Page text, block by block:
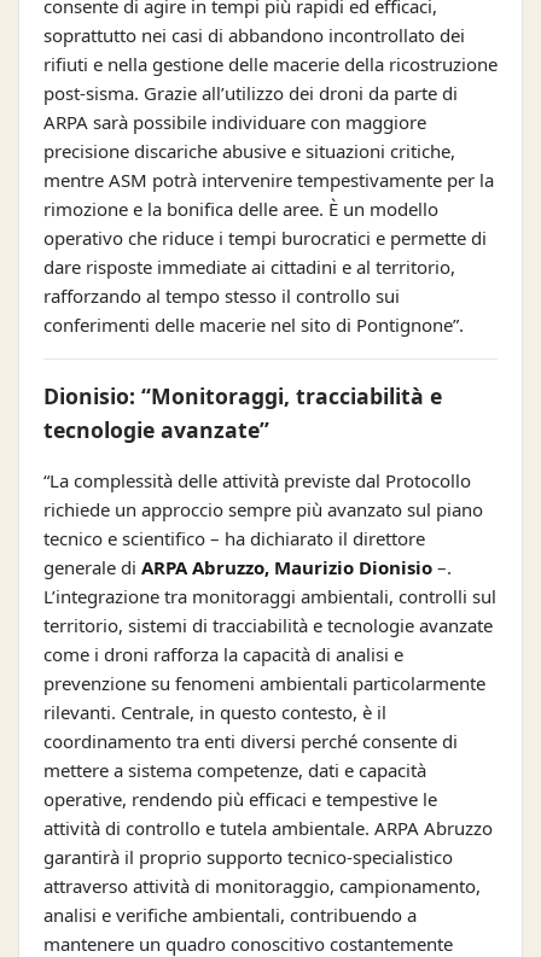
consente di agire in tempi più rapidi ed efficaci,
soprattutto nei casi di abbandono incontrollato dei
rifiuti e nella gestione delle macerie della ricostruzione
post-sisma. Grazie all’utilizzo dei droni da parte di
ARPA sarà possibile individuare con maggiore
precisione discariche abusive e situazioni critiche,
mentre ASM potrà intervenire tempestivamente per la
rimozione e la bonifica delle aree. È un modello
operativo che riduce i tempi burocratici e permette di
dare risposte immediate ai cittadini e al territorio,
rafforzando al tempo stesso il controllo sui
conferimenti delle macerie nel sito di Pontignone”.
Dionisio: “Monitoraggi, tracciabilità e
tecnologie avanzate”
“La complessità delle attività previste dal Protocollo
richiede un approccio sempre più avanzato sul piano
tecnico e scientifico – ha dichiarato il direttore
generale di ARPA Abruzzo, Maurizio Dionisio –.
L’integrazione tra monitoraggi ambientali, controlli sul
territorio, sistemi di tracciabilità e tecnologie avanzate
come i droni rafforza la capacità di analisi e
prevenzione su fenomeni ambientali particolarmente
rilevanti. Centrale, in questo contesto, è il
coordinamento tra enti diversi perché consente di
mettere a sistema competenze, dati e capacità
operative, rendendo più efficaci e tempestive le
attività di controllo e tutela ambientale. ARPA Abruzzo
garantirà il proprio supporto tecnico-specialistico
attraverso attività di monitoraggio, campionamento,
analisi e verifiche ambientali, contribuendo a
mantenere un quadro conoscitivo costantemente